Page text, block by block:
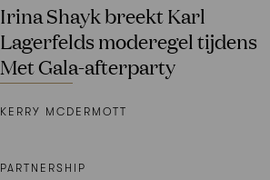
Irina Shayk breekt Karl
Lagerfelds moderegel tijdens
Met Gala-afterparty
KERRY MCDERMOTT
PARTNERSHIP